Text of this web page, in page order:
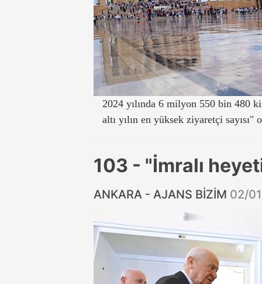
2024 yılında 6 milyon 550 bin 480
altı yılın en yüksek ziyaretçi
103 - "İmralı
ANKARA - AJANS BİZİM 02/